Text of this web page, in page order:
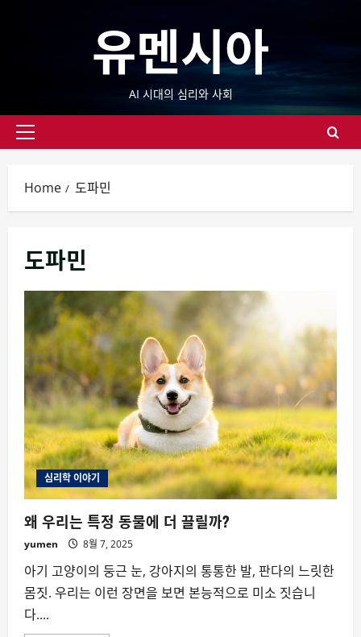
유멘시아
AI 시대의 심리와 사회
Primary
Home 도파민
도파민
심리학 이야기
왜 우리는 특정 동물에 더 끌릴까?
yumen 8월 7, 2025
아기 고양이의 둥근 눈, 강아지의 통통한 발, 판다의 느릿한
몸짓. 우리는 이런 장면을 보면 본능적으로 미소 짓습니
다....